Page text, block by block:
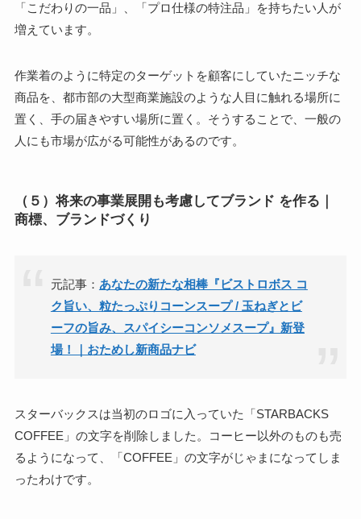
「こだわりの一品」、「プロ仕様の特注品」を持ちたい人が
増えています。
作業着のように特定のターゲットを顧客にしていたニッチな
商品を、都市部の大型商業施設のような人目に触れる場所に
置く、手の届きやすい場所に置く。そうすることで、一般の
人にも市場が広がる可能性があるのです。
（５）将来の事業展開も考慮してブランド を作る｜
商標、ブランドづくり
元記事： あなたの新たな相棒『ビストロボス コ
ク旨い、粒たっぷりコーンスープ / 玉ねぎとビ
ーフの旨み、スパイシーコンソメスープ』新登
場！｜おためし新商品ナビ
スターバックスは当初のロゴに入っていた「STARBACKS
COFFEE」の文字を削除しました。コーヒー以外のものも売
るようになって、「COFFEE」の文字がじゃまになってしま
ったわけです。